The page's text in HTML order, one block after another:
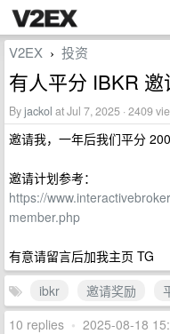
V2EX › 投资
有人平分 IBKR 邀
Byjackol at Jul 7, 2025 · 2409
邀请我，一年后我们平分
邀请计划参考：
https://
member.php
有意请留言后加我主页 TG
ibkr
邀请奖励
10 replies • 2025-08-18